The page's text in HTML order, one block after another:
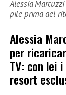
Alessia
pile prima del
Alessia
per
TV: con lei
resort